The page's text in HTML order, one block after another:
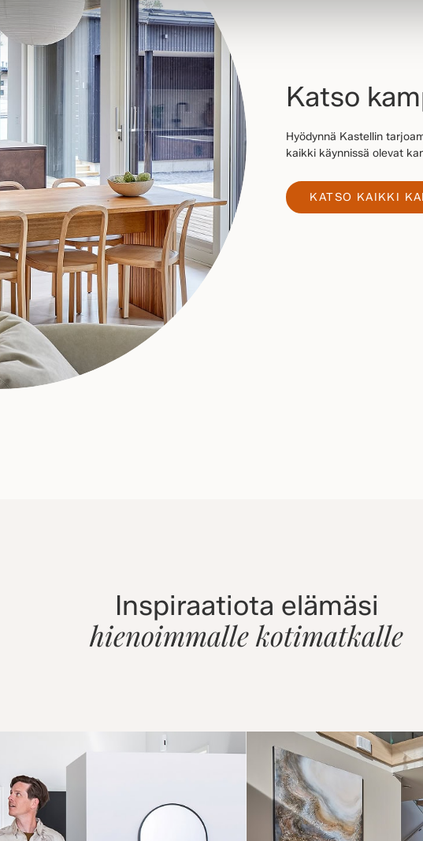
Katso
Hyödynnä Kastellin
kaikki käynnissä olevat
KATSO KAIKKI
Inspiraatiota elämäsi
hienoimmalle kotimatkalle